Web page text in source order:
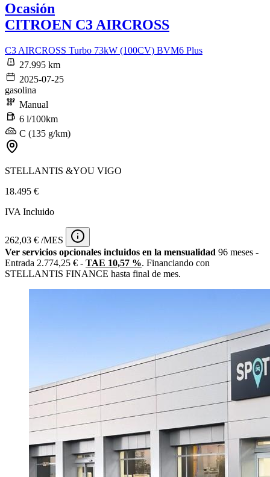
Ocasión
CITROEN C3 AIRCROSS
C3 AIRCROSS Turbo 73kW (100CV) BVM6 Plus
27.995 km
2025-07-25
gasolina
Manual
6 l/100km
C (135 g/km)
STELLANTIS &YOU VIGO
18.495 €
IVA Incluido
262,03 € /MES
Ver servicios opcionales incluidos en la mensualidad 96 meses -
Entrada 2.774,25 € - TAE 10,57 %. Financiando con
STELLANTIS FINANCE hasta final de mes.